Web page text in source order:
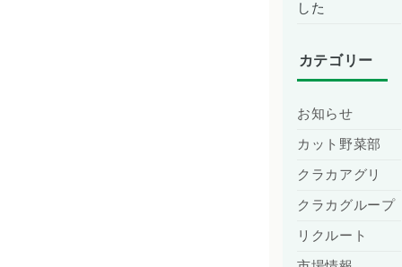
した
カテゴリー
お知らせ
カット野菜部
クラカアグリ
クラカグループ
リクルート